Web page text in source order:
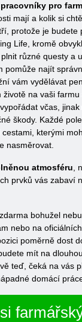
pro
mají a kolik si
protože je budete
Life, kromě
různé questy a
pomůže najít
vám vydělávat
životě na vaši
včas,
škody. Každé
kterými
nasměrovat.
atmosféru ,
prvků vás zabaví
bohužel
nebo na
poměrně dost
mít na
teď, čeká na vás
domácí